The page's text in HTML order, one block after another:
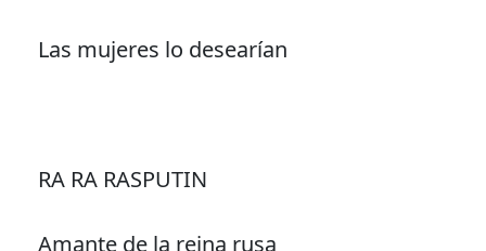
Las mujeres lo desearían
RA RA RASPUTIN
Amante de la reina rusa